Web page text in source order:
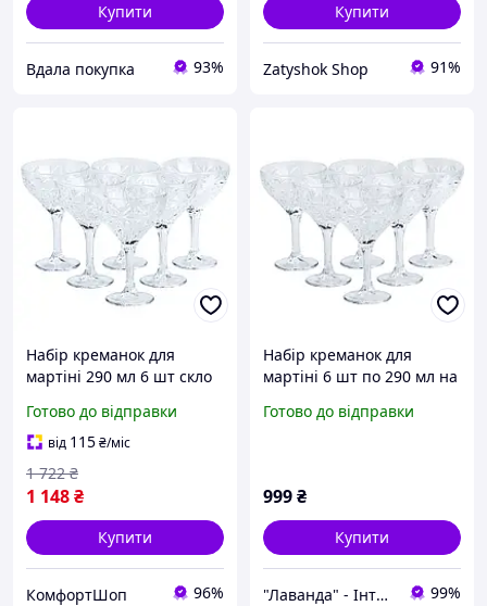
Купити
Вдала покупка 93%
Купити
Zatyshok Shop 91%
Набір креманок для
мартіні 290 мл 6 шт скло
Готово до відправки
від 115₴/міс
1 148₴
1 722 ₴
Купити
КомфортШоп 96%
Набір креманок для
мартіні 6 шт по 290 мл на
Готово до відправки
999₴
Купити
"Лаванда" - Інтернет-магазин 99%